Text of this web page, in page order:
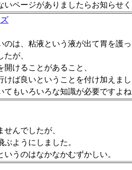
いページがありましたらお知らせ
は、粘液という液が出て胃を護
が、
けることがあること、
けば良いということを付け加えま
てもいろいろな知識が必要ですよ
んでしたが、
ようにしました。
うのはなかなかむずかしい。